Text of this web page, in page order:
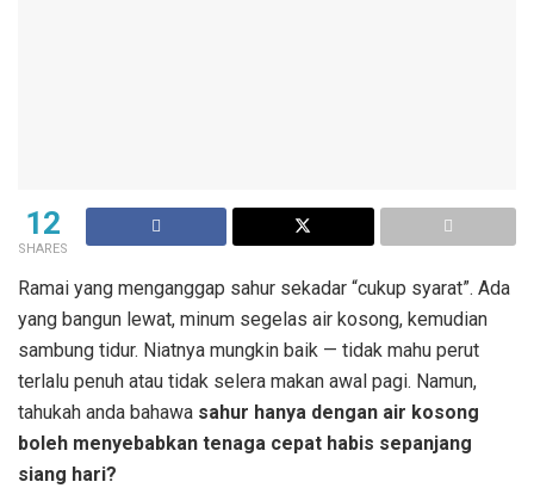
12
SHARES
Ramai yang menganggap sahur sekadar “cukup syarat”. Ada
yang bangun lewat, minum segelas air kosong, kemudian
sambung tidur. Niatnya mungkin baik — tidak mahu perut
terlalu penuh atau tidak selera makan awal pagi. Namun,
tahukah anda bahawa sahur hanya dengan air kosong
boleh menyebabkan tenaga cepat habis sepanjang
siang hari?